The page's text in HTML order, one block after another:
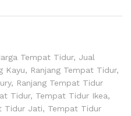
Tempat Tidur, Jual
Kayu, Ranjang Tempat Tidur,
, Ranjang Tempat Tidur
Tidur, Tempat Tidur Ikea,
Tidur Jati, Tempat Tidur